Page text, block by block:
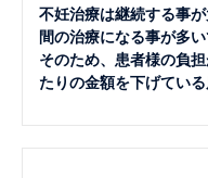
不妊治療は継続する事
間の治療になる事が多い
そのため、患者様の負
たりの金額を下げている